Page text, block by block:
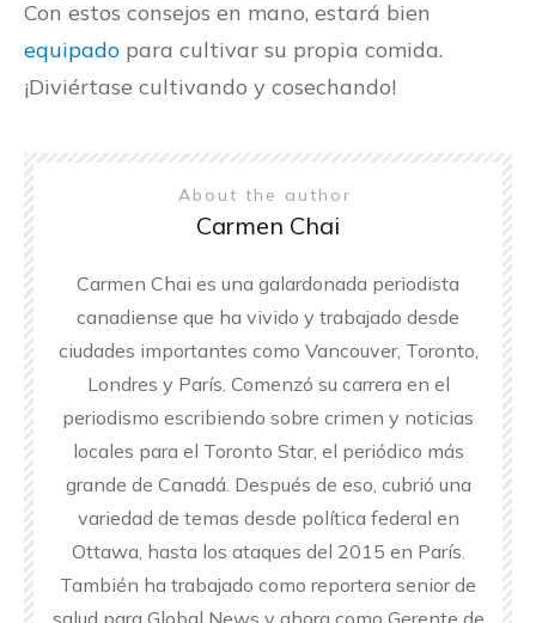
Con estos consejos en mano, estará bien
equipado para cultivar su propia comida.
¡Diviértase cultivando y cosechando!
About the author
Carmen Chai
Carmen Chai es una galardonada periodista
canadiense que ha vivido y trabajado desde
ciudades importantes como Vancouver, Toronto,
Londres y París. Comenzó su carrera en el
periodismo escribiendo sobre crimen y noticias
locales para el Toronto Star, el periódico más
grande de Canadá. Después de eso, cubrió una
variedad de temas desde política federal en
Ottawa, hasta los ataques del 2015 en París.
También ha trabajado como reportera senior de